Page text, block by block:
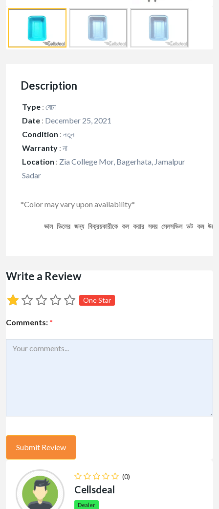
Description
Type : বেচা
Date : December 25, 2021
Condition : নতুন
Warranty : না
Location : Zia College Mor, Bagerhata, Jamalpur
Sadar
*Color may vary upon availability*
ভাল ডিলের জন্য বিক্রয়কারীকে কল করার সময় সেলসডিল ডট কম
Write a Review
One Star
Comments: *
(0)
Cellsdeal
Dealer